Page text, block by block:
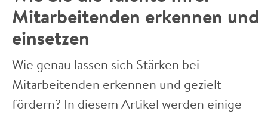
Mitarbeitenden erkennen und
einsetzen
Wie genau lassen sich Stärken bei
Mitarbeitenden erkennen und gezielt
fördern? In diesem Artikel werden einige